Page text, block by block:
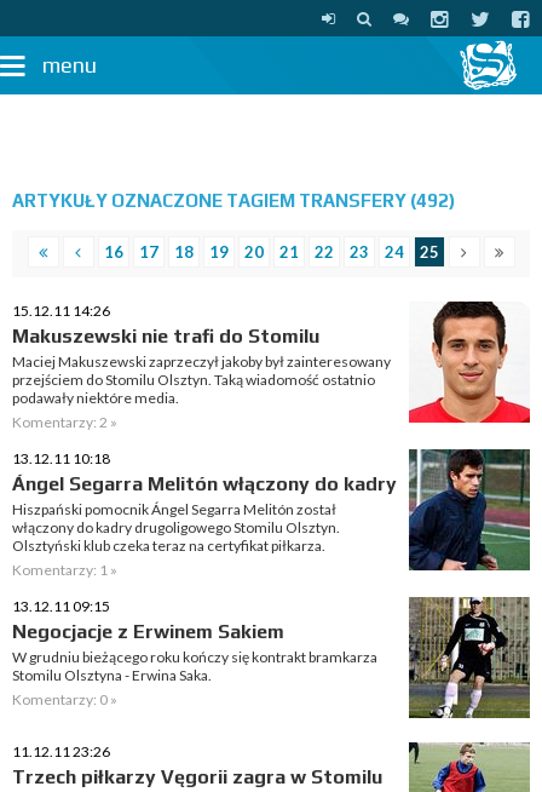
menu
ARTYKUŁY OZNACZONE TAGIEM TRANSFERY (492)
16 17 18 19 20 21 22 23 24 25
15.12.11 14:26
Makuszewski nie trafi do Stomilu
Maciej Makuszewski zaprzeczył jakoby był zainteresowany
przejściem do Stomilu Olsztyn. Taką wiadomość ostatnio
podawały niektóre media.
Komentarzy: 2 »
13.12.11 10:18
Ángel Segarra Melitón włączony do kadry
Hiszpański pomocnik Ángel Segarra Melitón został
włączony do kadry drugoligowego Stomilu Olsztyn.
Olsztyński klub czeka teraz na certyfikat piłkarza.
Komentarzy: 1 »
13.12.11 09:15
Negocjacje z Erwinem Sakiem
W grudniu bieżącego roku kończy się kontrakt bramkarza
Stomilu Olsztyna - Erwina Saka.
Komentarzy: 0 »
11.12.11 23:26
Trzech piłkarzy Vęgorii zagra w Stomilu